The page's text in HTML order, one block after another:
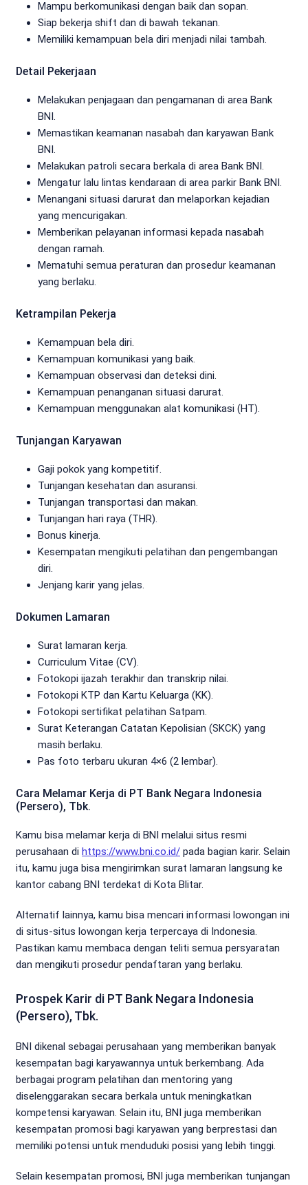
Mampu berkomunikasi dengan baik dan sopan.
Siap bekerja shift dan di bawah tekanan.
Memiliki kemampuan bela diri menjadi nilai tambah.
Detail Pekerjaan
Melakukan penjagaan dan pengamanan di area Bank
BNI.
Memastikan keamanan nasabah dan karyawan Bank
BNI.
Melakukan patroli secara berkala di area Bank BNI.
Mengatur lalu lintas kendaraan di area parkir Bank BNI.
Menangani situasi darurat dan melaporkan kejadian
yang mencurigakan.
Memberikan pelayanan informasi kepada nasabah
dengan ramah.
Mematuhi semua peraturan dan prosedur keamanan
yang berlaku.
Ketrampilan Pekerja
Kemampuan bela diri.
Kemampuan komunikasi yang baik.
Kemampuan observasi dan deteksi dini.
Kemampuan penanganan situasi darurat.
Kemampuan menggunakan alat komunikasi (HT).
Tunjangan Karyawan
Gaji pokok yang kompetitif.
Tunjangan kesehatan dan asuransi.
Tunjangan transportasi dan makan.
Tunjangan hari raya (THR).
Bonus kinerja.
Kesempatan mengikuti pelatihan dan pengembangan
diri.
Jenjang karir yang jelas.
Dokumen Lamaran
Surat lamaran kerja.
Curriculum Vitae (CV).
Fotokopi ijazah terakhir dan transkrip nilai.
Fotokopi KTP dan Kartu Keluarga (KK).
Fotokopi sertifikat pelatihan Satpam.
Surat Keterangan Catatan Kepolisian (SKCK) yang
masih berlaku.
Pas foto terbaru ukuran 4×6 (2 lembar).
Cara Melamar Kerja di PT Bank Negara Indonesia
(Persero), Tbk.
Kamu bisa melamar kerja di BNI melalui situs resmi
perusahaan di https://www.bni.co.id/ pada bagian karir. Selain
itu, kamu juga bisa mengirimkan surat lamaran langsung ke
kantor cabang BNI terdekat di Kota Blitar.
Alternatif lainnya, kamu bisa mencari informasi lowongan ini
di situs-situs lowongan kerja terpercaya di Indonesia.
Pastikan kamu membaca dengan teliti semua persyaratan
dan mengikuti prosedur pendaftaran yang berlaku.
Prospek Karir di PT Bank Negara Indonesia
(Persero), Tbk.
BNI dikenal sebagai perusahaan yang memberikan banyak
kesempatan bagi karyawannya untuk berkembang. Ada
berbagai program pelatihan dan mentoring yang
diselenggarakan secara berkala untuk meningkatkan
kompetensi karyawan. Selain itu, BNI juga memberikan
kesempatan promosi bagi karyawan yang berprestasi dan
memiliki potensi untuk menduduki posisi yang lebih tinggi.
Selain kesempatan promosi, BNI juga memberikan tunjangan